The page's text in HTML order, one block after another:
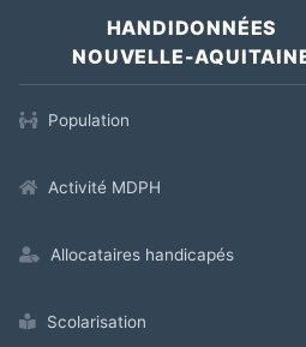
HANDIDONNÉES
NOUVELLE-
Population
Activité MDPH
Allocataires handicapés
Scolarisation